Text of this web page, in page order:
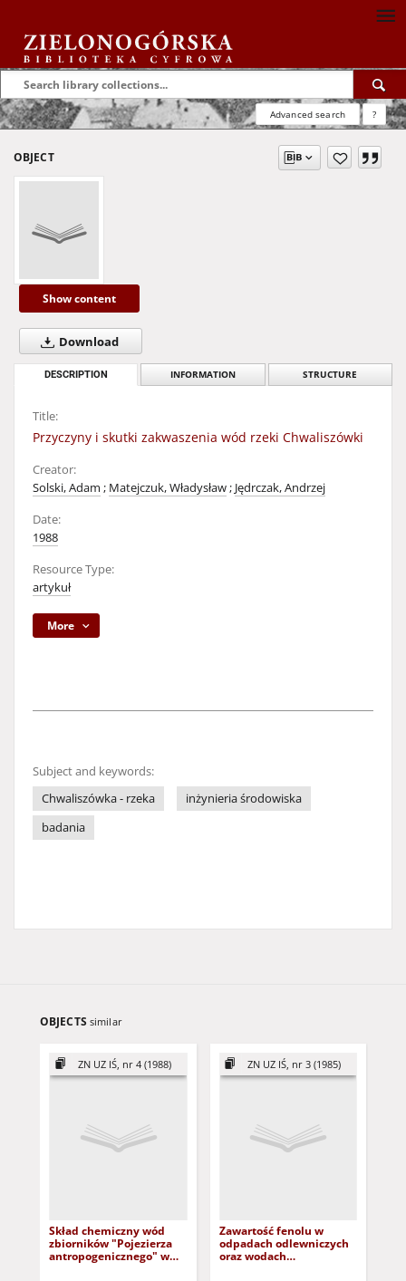
Advanced search ?
OBJECT
Show content
Download
DESCRIPTION INFORMATION STRUCTURE
Title:
Przyczyny i skutki zakwaszenia wód rzeki Chwaliszówki
Creator:
Solski, Adam ; Matejczuk, Władysław; Jędrczak, Andrzej
Date:
1988
Resource Type:
artykuł
More
Subject and keywords:
Chwaliszówka - rzeka
inżynieria środowiska
badania
OBJECTS similar
ZN UZ IŚ, nr 4 (1988)
Skład chemiczny wód
zbiorników "Pojezierza
antropogenicznego" w
ZN UZ IŚ, nr 3 (1985)
Zawartość fenolu w
odpadach odlewniczych
oraz wodach